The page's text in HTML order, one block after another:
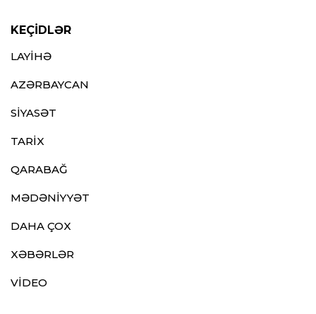
KEÇİDLƏR
LAYİHƏ
AZƏRBAYCAN
SİYASƏT
TARİX
QARABAĞ
MƏDƏNİYYƏT
DAHA ÇOX
XƏBƏRLƏR
VİDEO